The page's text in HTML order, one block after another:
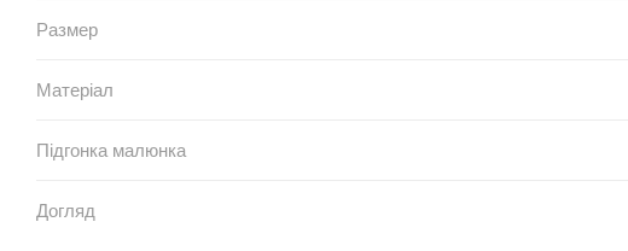
Размер
Матеріал
Підгонка малюнка
Догляд